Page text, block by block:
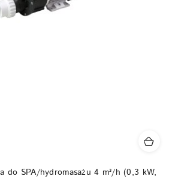
do SPA/hydromasażu 4 m³/h (0,3 kW,